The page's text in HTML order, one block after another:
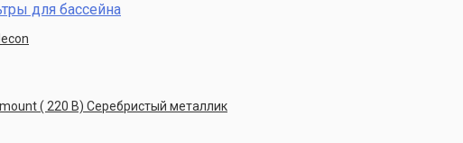
для бассейна
( 220 В) Серебристый металлик